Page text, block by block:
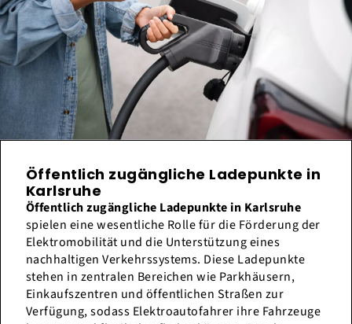
Öffentlich zugängliche Ladepunkte in
Karlsruhe
Öffentlich zugängliche Ladepunkte in Karlsruhe
spielen eine wesentliche Rolle für die Förderung der
Elektromobilität und die Unterstützung eines
nachhaltigen Verkehrssystems. Diese Ladepunkte
stehen in zentralen Bereichen wie Parkhäusern,
Einkaufszentren und öffentlichen Straßen zur
Verfügung, sodass Elektroautofahrer ihre Fahrzeuge